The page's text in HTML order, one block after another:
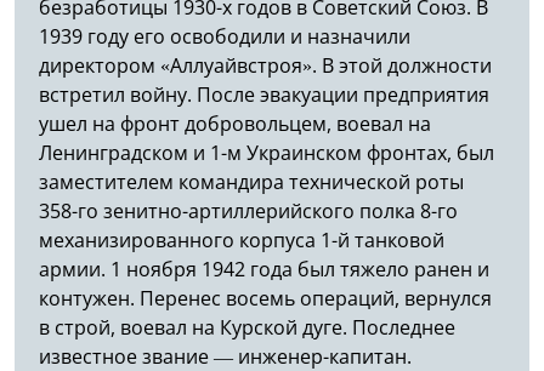
безработицы 1930-х годов в Советский Союз. В
1939 году его освободили и назначили
директором «Аллуайвстроя». В этой должности
встретил войну. После эвакуации предприятия
ушел на фронт добровольцем, воевал на
Ленинградском и 1-м Украинском фронтах, был
заместителем командира технической роты
358-го зенитно-артиллерийского полка 8-го
механизированного корпуса 1-й танковой
армии. 1 ноября 1942 года был тяжело ранен и
контужен. Перенес восемь операций, вернулся
в строй, воевал на Курской дуге. Последнее
известное звание — инженер-капитан.